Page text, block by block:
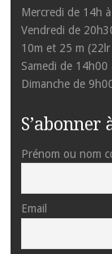
Mercredi de 14h
Vendredi de
10m et 25 m
Samedi de 14h00
Dimanche de
S’abonner
Prénom ou nom
Email